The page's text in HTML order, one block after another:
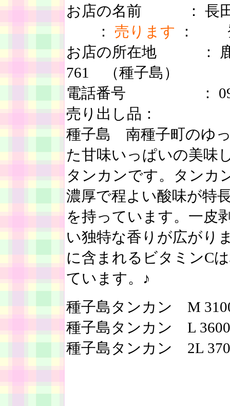
お店の名前 ：
： 売ります ： 登
お店の所在地 ： 鹿
761 （種子島）
電話番号 ：
売り出し品：
種子島 南種子町のゆ
た甘味いっぱいの美味
タンカンです。タンカ
濃厚で程よい酸味が特
を持っています。一皮
い独特な香りが広がり
に含まれるビタミンC
ています。♪
種子島タンカン M
種子島タンカン L
種子島タンカン 2L